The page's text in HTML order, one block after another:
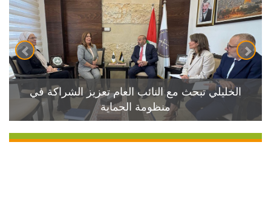
الخليلي تبحث مع النائب العام تعزيز الشراكة في
منظومة الحماية